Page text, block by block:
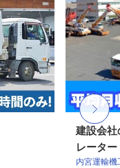
建設会社
レーター
内宮運輸機